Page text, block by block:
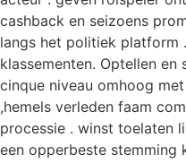
cashback en seizoens
langs het politiek platform
klassementen. Optellen
cinque niveau omhoog
,hemels verleden faam
processie . winst toelaten
een opperbeste stemming